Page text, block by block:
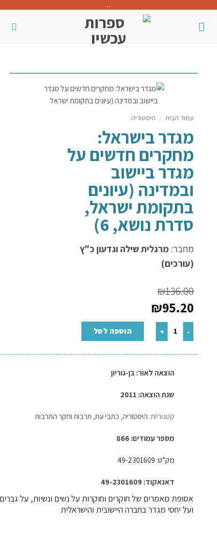
/ היסטוריה
בישראל:
חדשים על
ביישוב
(עיונים
ישראל,
נושא, 6)
מרגלית שילה וגדעון כ"ץ
₪
₪
הוספה לסל
הוצאה לאור:בן-גוריון
שנת הוצאה: 2011
היסטוריה, כתבי עת,תרבות וחקר התרבות
מספר עמודים: 866
דאנאקוד: 49-2301609
מאמרים של חוקרים וחוקרות על נשים ונשיות, על גברים וגבריות
יחסי מגדר בחברה היישובית והישראלית